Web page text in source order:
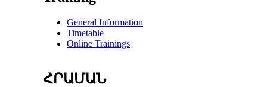
General Information
Timetable
Online Trainings
ՀՐԱՄԱՆ